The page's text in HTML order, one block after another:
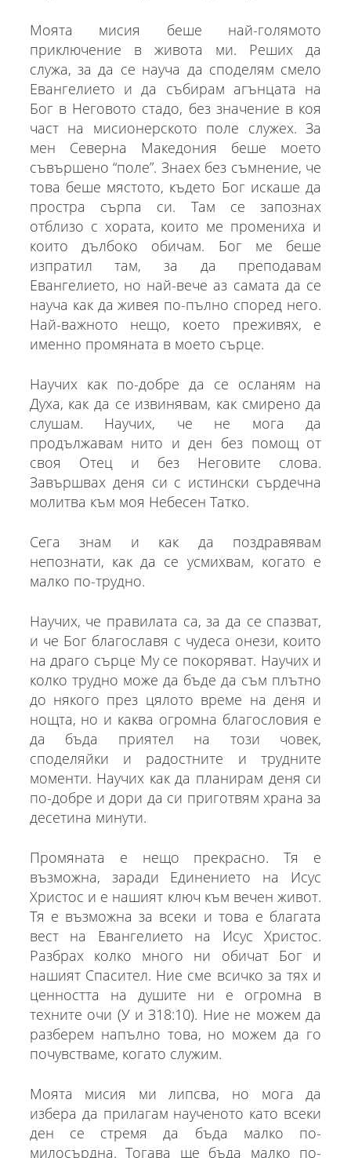
Моята мисия беше най-голямото
приключение в живота ми. Реших да
служа, за да се науча да споделям смело
Евангелието и да събирам агънцата на
Бог в Неговото стадо, без значение в коя
част на мисионерското поле служех. За
мен Северна Македония беше моето
съвършено “поле”. Знаех без съмнение, че
това беше мястото, където Бог искаше да
простра сърпа си. Там се запознах
отблизо с хората, които ме промениха и
които дълбоко обичам. Бог ме беше
изпратил там, за да преподавам
Евангелието, но най-вече аз самата да се
науча как да живея по-пълно според него.
Най-важното нещо, което преживях, е
именно промяната в моето сърце.
Научих как по-добре да се осланям на
Духа, как да се извинявам, как смирено да
слушам. Научих, че не мога да
продължавам нито и ден без помощ от
своя Отец и без Неговите слова.
Завършвах деня си с истински сърдечна
молитва към моя Небесен Татко.
Сега знам и как да поздравявам
непознати, как да се усмихвам, когато е
малко по-трудно.
Научих, че правилата са, за да се спазват,
и че Бог благославя с чудеса онези, които
на драго сърце Му се покоряват. Научих и
колко трудно може да бъде да съм плътно
до някого през цялото време на деня и
нощта, но и каква огромна благословия е
да бъда приятел на този човек,
споделяйки и радостните и трудните
моменти. Научих как да планирам деня си
по-добре и дори да си приготвям храна за
десетина минути.
Промяната е нещо прекрасно. Тя е
възможна, заради Единението на Исус
Христос и е нашият ключ към вечен живот.
Тя е възможна за всеки и това е благата
вест на Евангелието на Исус Христос.
Разбрах колко много ни обичат Бог и
нашият Спасител. Ние сме всичко за тях и
ценността на душите ни е огромна в
техните очи (У и З18:10). Ние не можем да
разберем напълно това, но можем да го
почувстваме, когато служим.
Моята мисия ми липсва, но мога да
избера да прилагам наученото като всеки
ден се стремя да бъда малко по-
милосърдна. Тогава ще бъда малко по-